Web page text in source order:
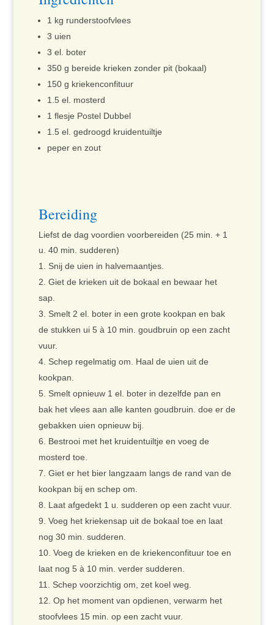
1 kg runderstoofvlees
3 uien
3 el. boter
350 g bereide krieken zonder pit (bokaal)
150 g kriekenconfituur
1.5 el. mosterd
1 flesje Postel Dubbel
1.5 el. gedroogd kruidentuiltje
peper en zout
Bereiding
Liefst de dag voordien voorbereiden (25 min. + 1
u. 40 min. sudderen)
Snij de uien in halvemaantjes.
Giet de krieken uit de bokaal en bewaar het
sap.
Smelt 2 el. boter in een grote kookpan en bak
de stukken ui 5 à 10 min. goudbruin op een zacht
vuur.
Schep regelmatig om. Haal de uien uit de
kookpan.
Smelt opnieuw 1 el. boter in dezelfde pan en
bak het vlees aan alle kanten goudbruin. doe er de
gebakken uien opnieuw bij.
Bestrooi met het kruidentuiltje en voeg de
mosterd toe.
Giet er het bier langzaam langs de rand van de
kookpan bij en schep om.
Laat afgedekt 1 u. sudderen op een zacht vuur.
Voeg het kriekensap uit de bokaal toe en laat
nog 30 min. sudderen.
Voeg de krieken en de kriekenconfituur toe en
laat nog 5 à 10 min. verder sudderen.
Schep voorzichtig om, zet koel weg.
Op het moment van opdienen, verwarm het
stoofvlees 15 min. op een zacht vuur.